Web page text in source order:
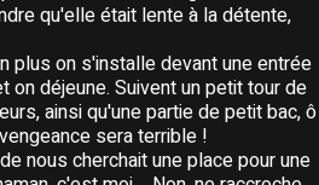
qu'elle était lente à la détente,
plus on s'installe devant une entrée
on déjeune. Suivent un petit tour de
ainsi qu'une partie de petit bac, ô
sera terrible !
nous cherchait une place pour une